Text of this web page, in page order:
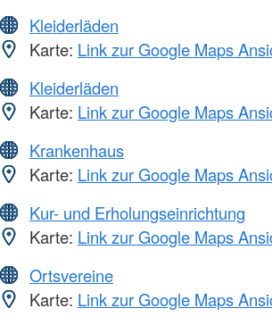
Kleiderläden
Karte: Link zur Google Maps
Kleiderläden
Karte: Link zur Google Maps
Krankenhaus
Karte: Link zur Google Maps
Kur- und Erholungseinrichtung
Karte: Link zur Google Maps
Ortsvereine
Karte: Link zur Google Maps